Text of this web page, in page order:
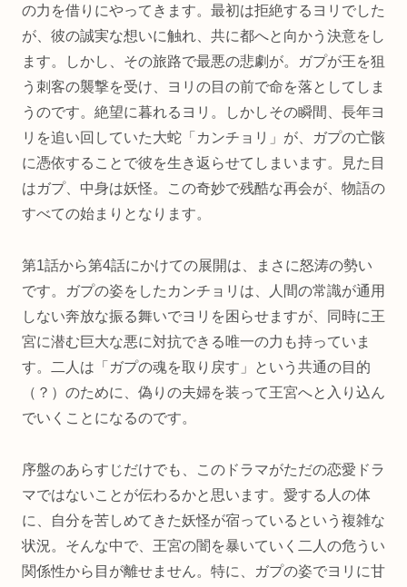
の力を借りにやってきます。最初は拒絶するヨリでした
が、彼の誠実な想いに触れ、共に都へと向かう決意をし
ます。しかし、その旅路で最悪の悲劇が。ガプが王を狙
う刺客の襲撃を受け、ヨリの目の前で命を落としてしま
うのです。絶望に暮れるヨリ。しかしその瞬間、長年ヨ
リを追い回していた大蛇「カンチョリ」が、ガプの亡骸
に憑依することで彼を生き返らせてしまいます。見た目
はガプ、中身は妖怪。この奇妙で残酷な再会が、物語の
すべての始まりとなります。
第1話から第4話にかけての展開は、まさに怒涛の勢い
です。ガプの姿をしたカンチョリは、人間の常識が通用
しない奔放な振る舞いでヨリを困らせますが、同時に王
宮に潜む巨大な悪に対抗できる唯一の力も持っていま
す。二人は「ガプの魂を取り戻す」という共通の目的
（？）のために、偽りの夫婦を装って王宮へと入り込ん
でいくことになるのです。
序盤のあらすじだけでも、このドラマがただの恋愛ドラ
マではないことが伝わるかと思います。愛する人の体
に、自分を苦しめてきた妖怪が宿っているという複雑な
状況。そんな中で、王宮の闇を暴いていく二人の危うい
関係性から目が離せません。特に、ガプの姿でヨリに甘